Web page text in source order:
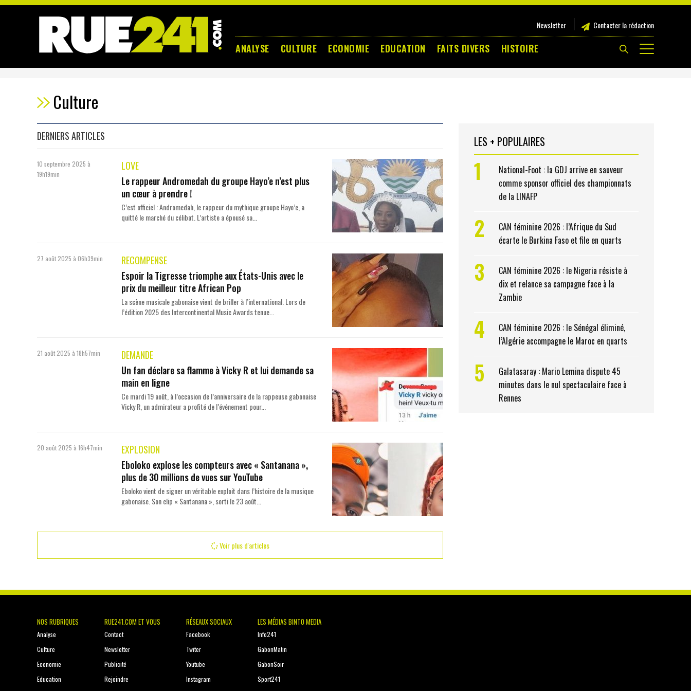
Newsletter Contacter la rédaction
ANALYSE CULTURE ECONOMIE EDUCATION FAITS DIVERS HISTOIRE
Culture
DERNIERS ARTICLES
10 septembre 2025 à
19h19min
LOVE
Le rappeur Andromedah du groupe Hayo’e n’est plus
un cœur à prendre !
C’est officiel : Andromedah, le rappeur du mythique groupe Hayo’e, a
quitté le marché du célibat. L’artiste a épousé sa...
27 août 2025 à 06h39min
RECOMPENSE
Espoir la Tigresse triomphe aux États-Unis avec le
prix du meilleur titre African Pop
La scène musicale gabonaise vient de briller à l’international. Lors de
l’édition 2025 des Intercontinental Music Awards tenue...
21 août 2025 à 18h57min
DEMANDE
Un fan déclare sa flamme à Vicky R et lui demande sa
main en ligne
Ce mardi 19 août, à l’occasion de l’anniversaire de la rappeuse gabonaise
Vicky R, un admirateur a profité de l’événement pour...
20 août 2025 à 16h47min
EXPLOSION
Eboloko explose les compteurs avec « Santanana »,
plus de 30 millions de vues sur YouTube
Eboloko vient de signer un véritable exploit dans l’histoire de la musique
gabonaise. Son clip « Santanana », sorti le 23 août...
Voir plus d'articles
LES + POPULAIRES
1
National-Foot : la GDJ arrive en sauveur
comme sponsor officiel des championnats
de la LINAFP
2
CAN féminine 2026 : l’Afrique du Sud
écarte le Burkina Faso et file en quarts
3
CAN féminine 2026 : le Nigeria résiste à
dix et relance sa campagne face à la
Zambie
4
CAN féminine 2026 : le Sénégal éliminé,
l’Algérie accompagne le Maroc en quarts
5
Galatasaray : Mario Lemina dispute 45
minutes dans le nul spectaculaire face à
Rennes
NOS RUBRIQUES
Analyse
Culture
Economie
Education
RUE241.COM ET VOUS
Contact
Newsletter
Publicité
Rejoindre
RÉSEAUX SOCIAUX
Facebook
Twiter
Youtube
Instagram
LES MÉDIAS BINTO MEDIA
Info241
GabonMatin
GabonSoir
Sport241